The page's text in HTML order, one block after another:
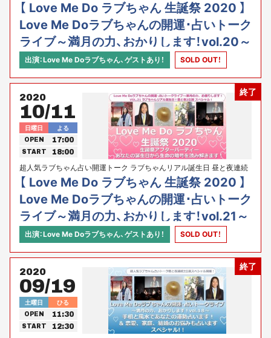
2公演スペシャル！
【 Love Me Do ラブちゃん 生誕祭 2020 】
Love Me Doラブちゃんの開運･占いトーク
ライブ～満月の力、おかりします！vol.20～
続“手相と風水であなたの運勢占います！&
恋愛、家庭、結婚のお悩みも占いますSP”
出演：Love Me Doラブちゃん、ゲストあり！ SOLD OUT！
終了
2020
10/11
日曜日 よる
OPEN 17:00
START 18:00
超人気ラブちゃん占い開運トーク ラブちゃんリアル誕生日 昼と夜連続
2公演スペシャル！
【 Love Me Do ラブちゃん 生誕祭 2020 】
Love Me Doラブちゃんの開運･占いトーク
ライブ～満月の力、おかりします！vol.21～
生誕祭2020 アフターパーティー～あなた
の誕生日から生命の暗号を読み解きます！
出演：Love Me Doラブちゃん、ゲストあり！ SOLD OUT！
終了
2020
09/19
土曜日 ひる
OPEN 11:30
START 12:30